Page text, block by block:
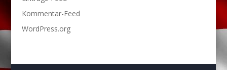
Kommentar-Feed
WordPress.org